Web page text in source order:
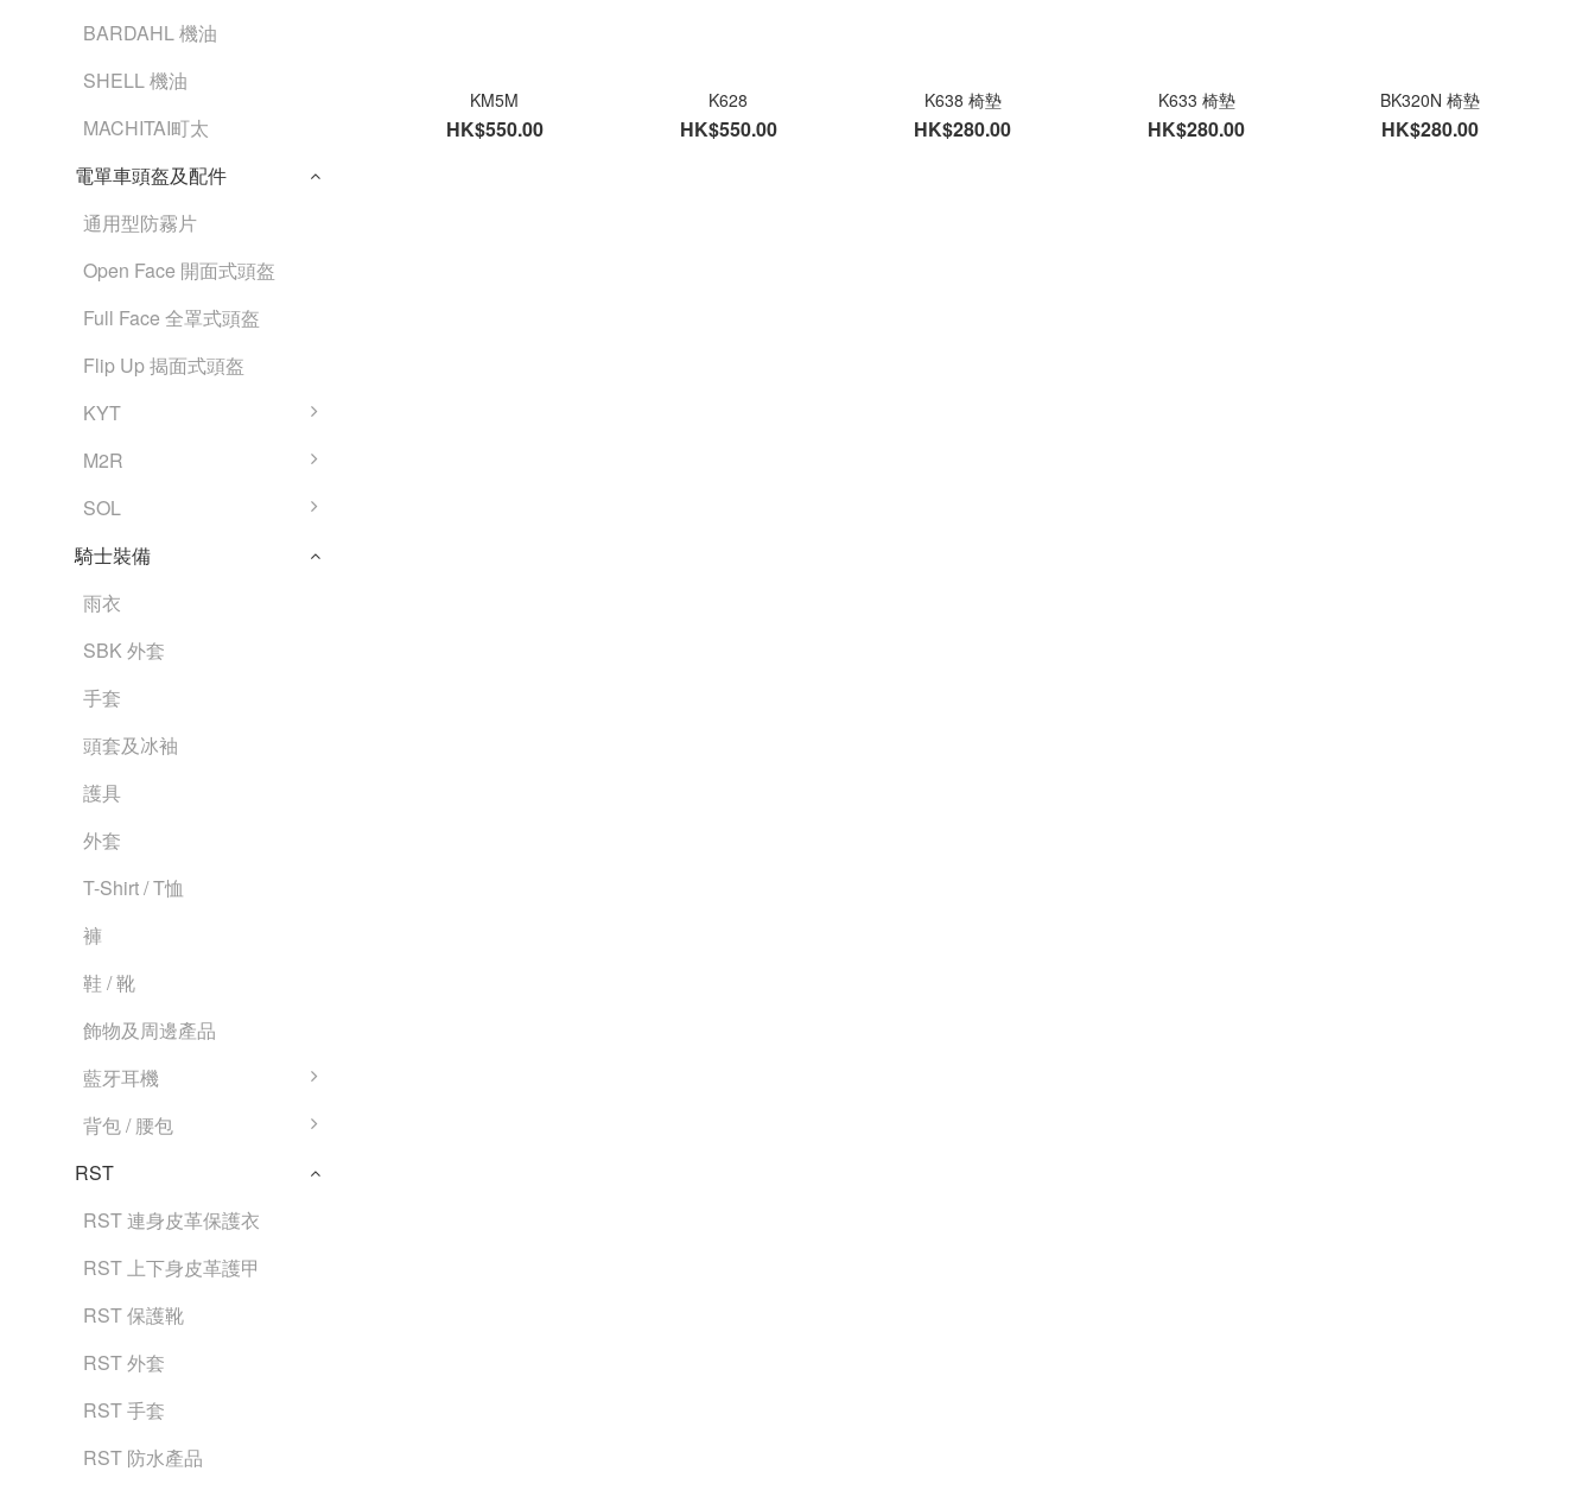
BARDAHL 機油
SHELL 機油
MACHITAI町太
電單車頭盔及配件
通用型防霧片
Open Face 開面式頭盔
Full Face 全罩式頭盔
Flip Up 揭面式頭盔
KYT
M2R
SOL
騎士裝備
雨衣
SBK 外套
手套
頭套及冰袖
護具
外套
T-Shirt / T恤
褲
鞋 / 靴
飾物及周邊產品
藍牙耳機
背包 / 腰包
RST
RST 連身皮革保護衣
RST 上下身皮革護甲
RST 保護靴
RST 外套
RST 手套
RST 防水產品
KM5M
HK$550.00
K628
HK$550.00
K638 椅墊
HK$280.00
K633 椅墊
HK$280.00
BK320N 椅墊
HK$280.00